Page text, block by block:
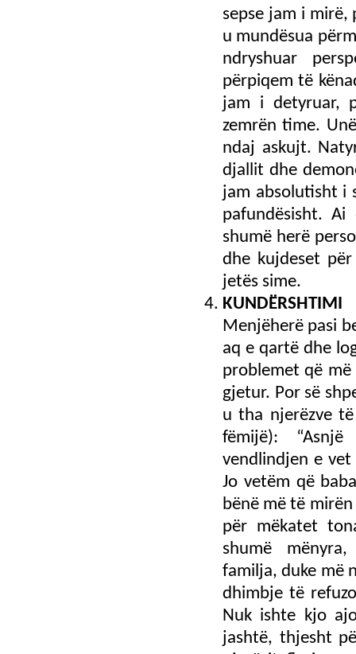
sepse jam i mirë,
u mundësua
ndryshuar
përpiqem të
jam i detyruar,
zemrën time.
ndaj askujt.
djallit dhe
jam absolutisht i
pafundësisht.
shumë herë
dhe kujdeset
jetës sime.
KUNDЁRSHTIMI
Menjëherë pasi
aq e qartë dhe
problemet që
gjetur. Por së
u tha njerëzve
fëmijë):
vendlindjen e
Jo vetëm që
bënë më të
për mëkatet
shumë
familja, duke më
dhimbje të
Nuk ishte kjo
jashtë, thjesht